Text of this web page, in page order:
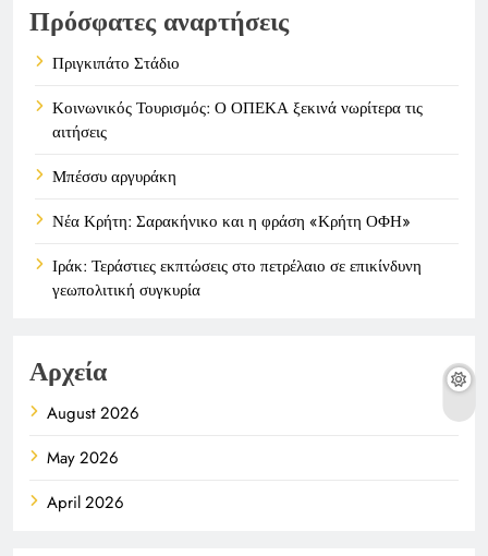
Πρόσφατες αναρτήσεις
Πριγκιπάτο Στάδιο
Κοινωνικός Τουρισμός: Ο ΟΠΕΚΑ ξεκινά νωρίτερα τις
αιτήσεις
Μπέσσυ αργυράκη
Νέα Κρήτη: Σαρακήνικο και η φράση «Κρήτη ΟΦΗ»
Ιράκ: Τεράστιες εκπτώσεις στο πετρέλαιο σε επικίνδυνη
γεωπολιτική συγκυρία
Αρχεία
August 2026
May 2026
April 2026